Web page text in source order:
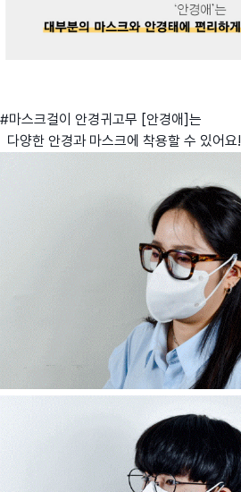
#마스크걸이 안경귀고무 [안경애]는
다양한 안경과 마스크에 착용할 수 있어요!